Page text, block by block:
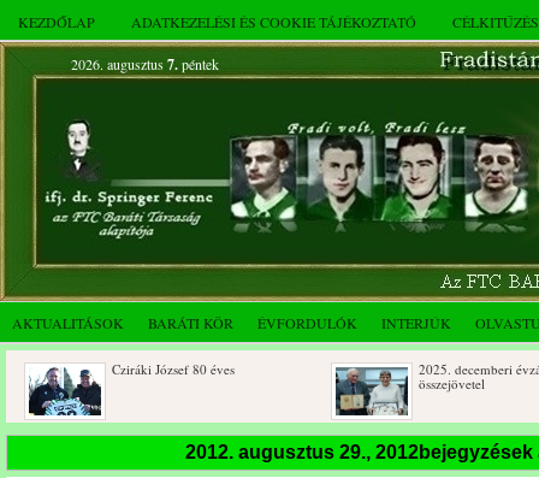
KEZDŐLAP ADATKEZELÉSI ÉS COOKIE TÁJÉKOZTATÓ
2026. augusztus 7.péntek
AKTUALITÁSOK BARÁTI KÖR ÉVFORDULÓK INTERJÚK
Cziráki József 80 éves
2025. decemberi évzáró
összejövetel
2012. augusztus 29.,